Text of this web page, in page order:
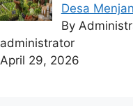
Desa
By
administrator
April 29, 2026